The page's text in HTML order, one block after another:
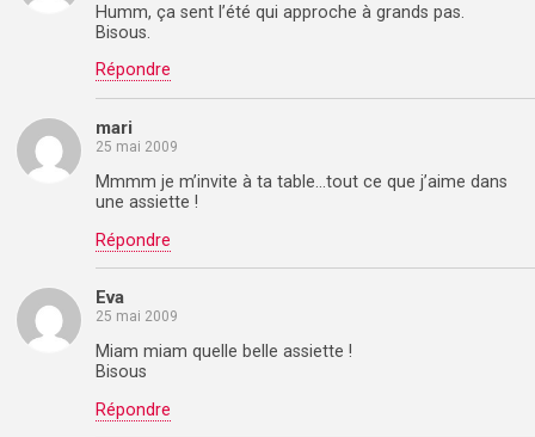
Humm, ça sent l’été qui approche à grands pas.
Bisous.
Répondre
mari
25 mai 2009
Mmmm je m’invite à ta table…tout ce que j’aime dans
une assiette !
Répondre
Eva
25 mai 2009
Miam miam quelle belle assiette !
Bisous
Répondre